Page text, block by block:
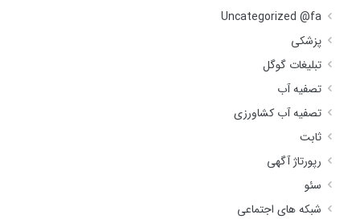
Uncategorized @fa
پزشکی
تبلیغات گوگل
تصفیه آب
تصفیه آب کشاورزی
ثابت
رپورتاژ آگهی
سئو
شبکه های اجتماعی